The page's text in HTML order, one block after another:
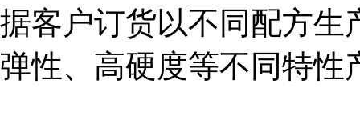
据客户订货以不同配方生
弹性、高硬度等不同特性